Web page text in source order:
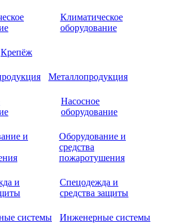
Климатическое
оборудование
Крепёж
Металлопродукция
Насосное
оборудование
Оборудование и
средства
пожаротушения
Спецодежда и
средства защиты
Инженерные системы